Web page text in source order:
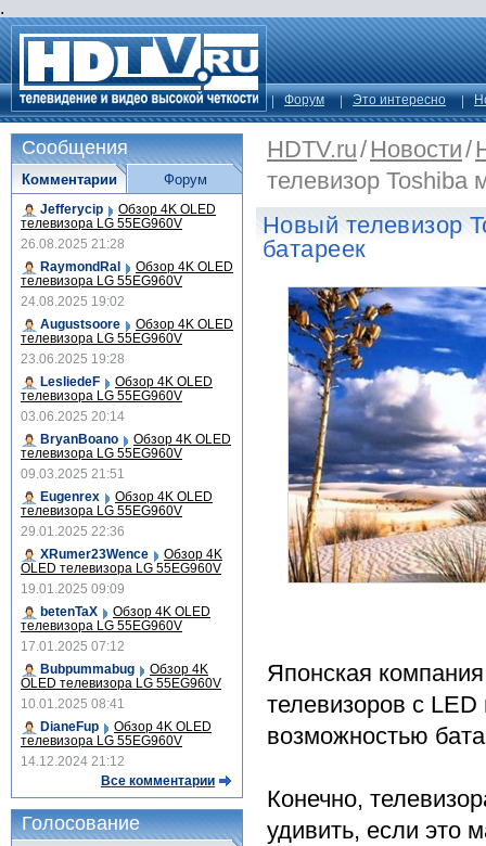
.
Форум Это интересно
HDTV.ru/Новости/
телевизор Toshiba
Новый телевизор
батареек
Японская
телевизоров с
возможностью
Конечно,
удивить, если это
Сообщения
Комментарии
Jefferycip Обзор 4K OLED
телевизора LG 55EG960V
26.08.2025 21:28
RaymondRal
Обзор 4K OLED
телевизора LG 55EG960V
24.08.2025 19:02
Augustsoore
Обзор 4K OLED
телевизора LG 55EG960V
23.06.2025 19:28
LesliedeF
Обзор 4K OLED
телевизора LG 55EG960V
03.06.2025 20:14
BryanBoano
Обзор 4K OLED
телевизора LG 55EG960V
09.03.2025 21:51
Eugenrex
Обзор 4K OLED
телевизора LG 55EG960V
29.01.2025 22:36
XRumer23Wence
Обзор 4K
OLED телевизора LG 55EG960V
19.01.2025 09:09
betenTaX
Обзор 4K OLED
телевизора LG 55EG960V
17.01.2025 07:12
Bubpummabug
Обзор 4K
OLED телевизора LG 55EG960V
10.01.2025 08:41
DianeFup
Обзор 4K OLED
телевизора LG 55EG960V
14.12.2024 21:12
Все комментарии
Форум
Голосование